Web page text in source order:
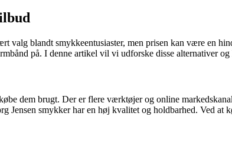
valg blandt smykkeentusiaster, men prisen kan være en
på. I denne artikel vil vi udforske disse alternativer
dem brugt. Der er flere værktøjer og online
Jensen smykker har en høj kvalitet og holdbarhed. Ved